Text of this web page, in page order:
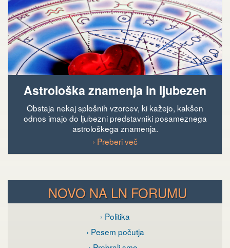
Astrološka znamenja in ljubezen
Obstaja nekaj splošnih vzorcev, ki kažejo, kakšen
odnos imajo do ljubezni predstavniki posameznega
astrološkega znamenja.
› Preberi več
NOVO NA LN FORUMU
› Politika
› Pesem počutja